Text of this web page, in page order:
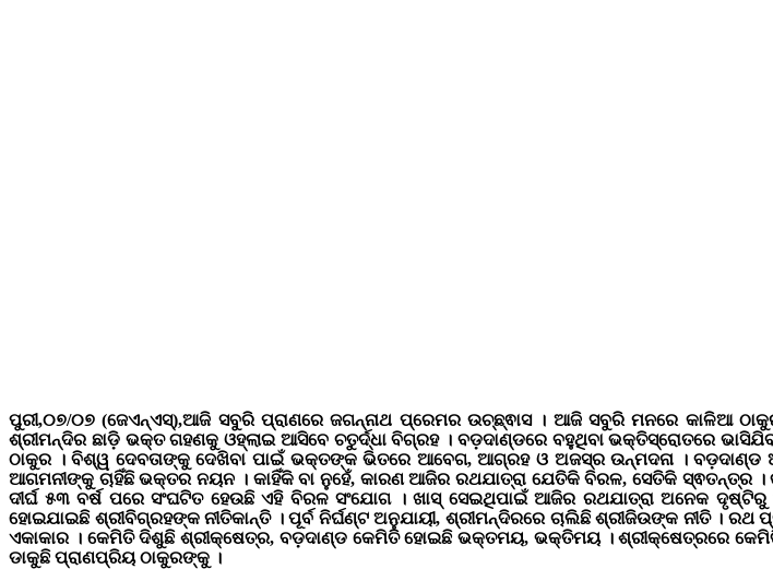
ପୁରୀ,୦୭/୦୭ (ଜେଏନ୍ଏସ୍),ଆଜି ସବୁରି ପ୍ରାଣରେ ଜଗନ୍ନାଥ ପ୍ରେମର ଉଚ୍ଛ୍ଵାସ । ଆଜି ସବୁରି ମନରେ କାଳିଆ
ଶ୍ରୀମନ୍ଦିର ଛାଡ଼ି ଭକ୍ତ ଗହଣକୁ ଓହ୍ଲାଇ ଆସିବେ ଚତୁର୍ଦ୍ଧା ବିଗ୍ରହ । ବଡ଼ଦାଣ୍ଡରେ ବହୁଥିବା ଭକ୍ତିସ୍ରୋତରେ
ଠାକୁର । ବିଶ୍ୱ ଦେବତାଙ୍କୁ ଦେଖିବା ପାଇଁ ଭକ୍ତଙ୍କ ଭିତରେ ଆବେଗ, ଆଗ୍ରହ ଓ ଅଜସ୍ର ଉନ୍ମଦନା ।
ଆଗମନୀଙ୍କୁ ଚାହିଁଛି ଭକ୍ତର ନୟନ । କାହିଁକି ବା ନୁହେଁ, କାରଣ ଆଜିର ରଥଯାତ୍ରା ଯେତିକି ବିରଳ, ସେତିକି
ଦୀର୍ଘ ୫୩ ବର୍ଷ ପରେ ସଂଘଟିତ ହେଉଛି ଏହି ବିରଳ ସଂଯୋଗ । ଖାସ୍ ସେଇଥିପାଇଁ ଆଜିର ରଥଯାତ୍ରା ଅନେକ
ହୋଇଯାଇଛି ଶ୍ରୀବିଗ୍ରହଙ୍କ ନୀତିକାନ୍ତି । ପୂର୍ବ ନିର୍ଘଣ୍ଟ ଅନୁଯାୟୀ, ଶ୍ରୀମନ୍ଦିରରେ ଚାଲିଛି ଶ୍ରୀଜିଉଙ୍କ ନୀତି । ରଥ
ଏକାକାର । କେମିତି ଦିଶୁଛି ଶ୍ରୀକ୍ଷେତ୍ର, ବଡ଼ଦାଣ୍ଡ କେମିତି ହୋଇଛି ଭକ୍ତମୟ, ଭକ୍ତିମୟ । ଶ୍ରୀକ୍ଷେତ୍ରରେ
ଡାକୁଛି ପ୍ରାଣପ୍ରିୟ ଠାକୁରଙ୍କୁ ।